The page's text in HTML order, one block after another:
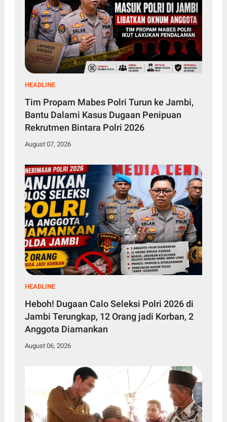
HEADLINE
Tim Propam Mabes Polri Turun ke Jambi,
Bantu Dalami Kasus Dugaan Penipuan
Rekrutmen Bintara Polri 2026
August 07, 2026
HEADLINE
Heboh! Dugaan Calo Seleksi Polri 2026 di
Jambi Terungkap, 12 Orang jadi Korban, 2
Anggota Diamankan
August 06, 2026